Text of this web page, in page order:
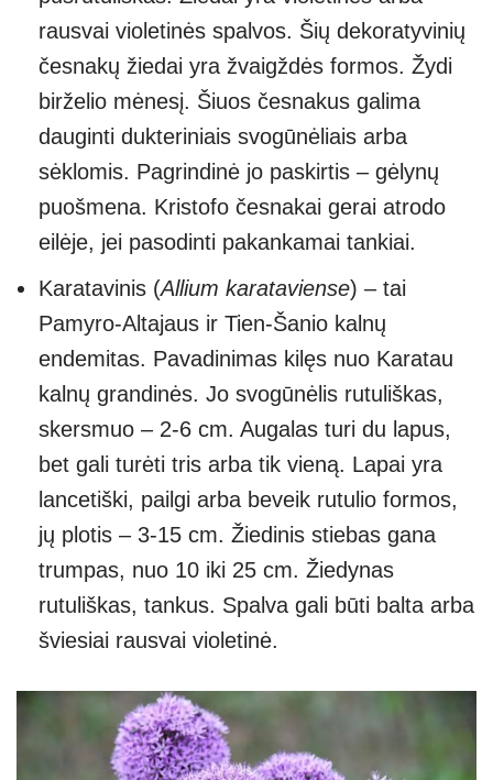
rausvai violetinės spalvos. Šių dekoratyvinių
česnakų žiedai yra žvaigždės formos. Žydi
birželio mėnesį. Šiuos česnakus galima
dauginti dukteriniais svogūnėliais arba
sėklomis. Pagrindinė jo paskirtis – gėlynų
puošmena. Kristofo česnakai gerai atrodo
eilėje, jei pasodinti pakankamai tankiai.
Karatavinis (Allium karataviense) – tai
Pamyro-Altajaus ir Tien-Šanio kalnų
endemitas. Pavadinimas kilęs nuo Karatau
kalnų grandinės. Jo svogūnėlis rutuliškas,
skersmuo – 2-6 cm. Augalas turi du lapus,
bet gali turėti tris arba tik vieną. Lapai yra
lancetiški, pailgi arba beveik rutulio formos,
jų plotis – 3-15 cm. Žiedinis stiebas gana
trumpas, nuo 10 iki 25 cm. Žiedynas
rutuliškas, tankus. Spalva gali būti balta arba
šviesiai rausvai violetinė.